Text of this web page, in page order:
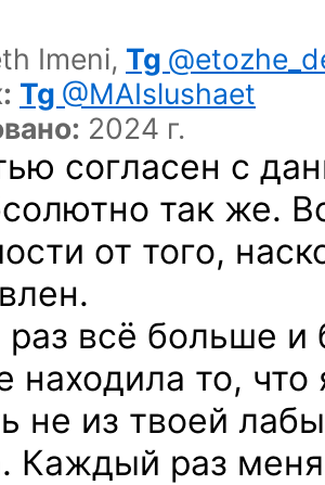
Imeni, Tg
Tg @MAIslushaet
2024 г.
согласен с
так же.
от того,
всё больше и
находила то,
не из твоей
Каждый раз